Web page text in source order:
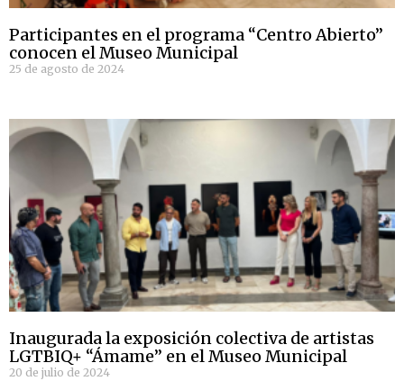
Participantes en el programa “Centro Abierto”
conocen el Museo Municipal
25 de agosto de 2024
Inaugurada la exposición colectiva de artistas
LGTBIQ+ “Ámame” en el Museo Municipal
20 de julio de 2024